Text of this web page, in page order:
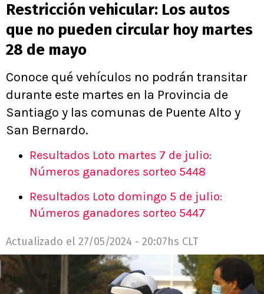
Restricción vehicular: Los autos
que no pueden circular hoy martes
28 de mayo
Conoce qué vehículos no podrán transitar
durante este martes en la Provincia de
Santiago y las comunas de Puente Alto y
San Bernardo.
Resultados Loto martes 7 de julio:
Números ganadores sorteo 5448
Resultados Loto domingo 5 de julio:
Números ganadores sorteo 5447
Actualizado el 27/05/2024 - 20:07hs CLT